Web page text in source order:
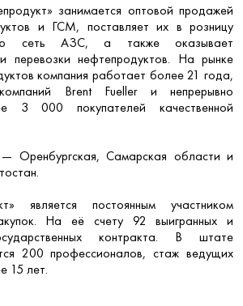
занимается оптовой продажей
и ГСМ, поставляет их в розницу
сеть АЗС, а также оказывает
перевозки нефтепродуктов. На рынке
компания работает более 21 года,
Brent Fueller и непрерывно
3 000 покупателей качественной
Оренбургская, Самарская области и
является постоянным участником
На её счету 92 выигранных и
контракта. В штате
200 профессионалов, стаж ведущих
15 лет.